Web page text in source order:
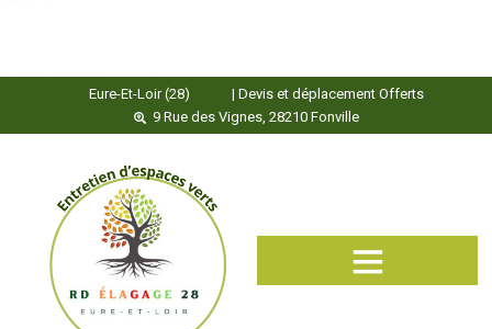
พอตใช้แล้วทิ้ง
บาคาร่าออนไลน์แทงบอล
บาคาร่าแทงบอลออนไลน์
Eure-Et-Loir (28)
| Devis et déplacement Offerts
9 Rue des Vignes, 28210 Fonville